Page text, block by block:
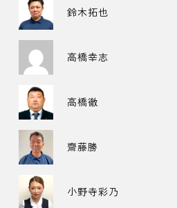
鈴木拓也
高橋幸志
高橋徹
齋藤勝
小野寺彩乃